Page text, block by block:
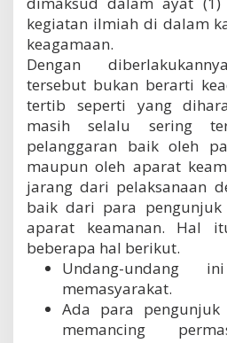
kegiatan ilmiah di dalam
keagamaan.
Dengan
tersebut bukan berarti
tertib seperti yang
masih selalu sering
pelanggaran baik oleh
maupun oleh aparat
jarang dari pelaksanaan
baik dari para
aparat keamanan. Hal
beberapa hal berikut.
Undang-undang
memasyarakat.
Ada para pengunjuk
memancing